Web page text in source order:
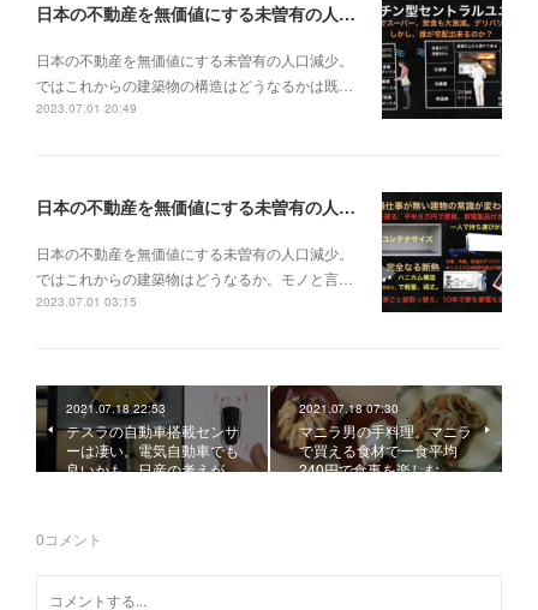
日本の不動産を無価値にする未曽有の人口減少。ではこれからの建築物の構造はどうなるかは既に解説した。今はその内部の内容。その1
日本の不動産を無価値にする未曽有の人口減少。
ではこれからの建築物の構造はどうなるかは既…
2023.07.01 20:49
日本の不動産を無価値にする未曽有の人口減少。ではこれからの建築物はどうなるか。
日本の不動産を無価値にする未曽有の人口減少。
ではこれからの建築物はどうなるか。モノと言…
2023.07.01 03:15
2021.07.18 22:53
テスラの自動車搭載センサ
ーは凄い。電気自動車でも
良いかも。日産の考えが…
2021.07.18 07:30
マニラ男の手料理。マニラ
で買える食材で一食平均
240円で食事を楽しむ。…
0コメント